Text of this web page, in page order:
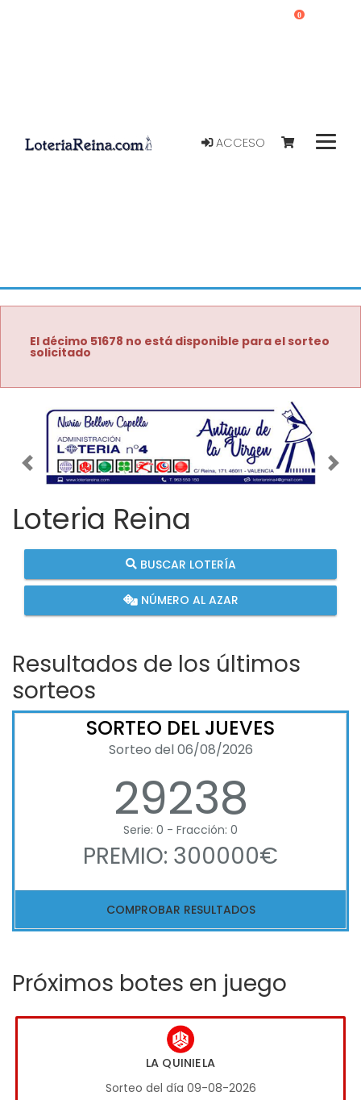
ACCESO
0
El décimo 51678 no está disponible para el sorteo
solicitado
Imagen anterior
Loteria Reina
BUSCAR LOTERÍA
NÚMERO AL AZAR
Resultados de los últimos
sorteos
SORTEO DEL JUEVES
Sorteo del 06/08/2026
29238
Serie: 0 - Fracción: 0
PREMIO: 300000€
COMPROBAR RESULTADOS
Próximos botes en juego
LA QUINIELA
Sorteo del día 09-08-2026